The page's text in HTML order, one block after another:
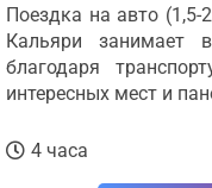
Поездка на авто (1,5-
Кальяри
благодаря
интересных мест и
4 часа